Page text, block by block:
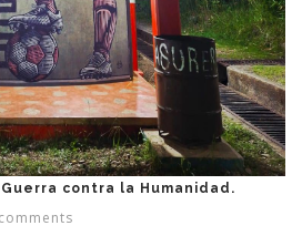
contra la Humanidad.